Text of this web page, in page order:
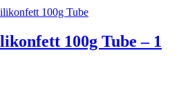
100g Tube – 1